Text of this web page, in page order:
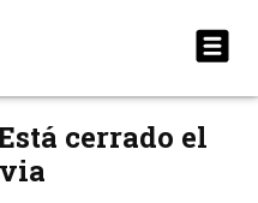
cerrado el